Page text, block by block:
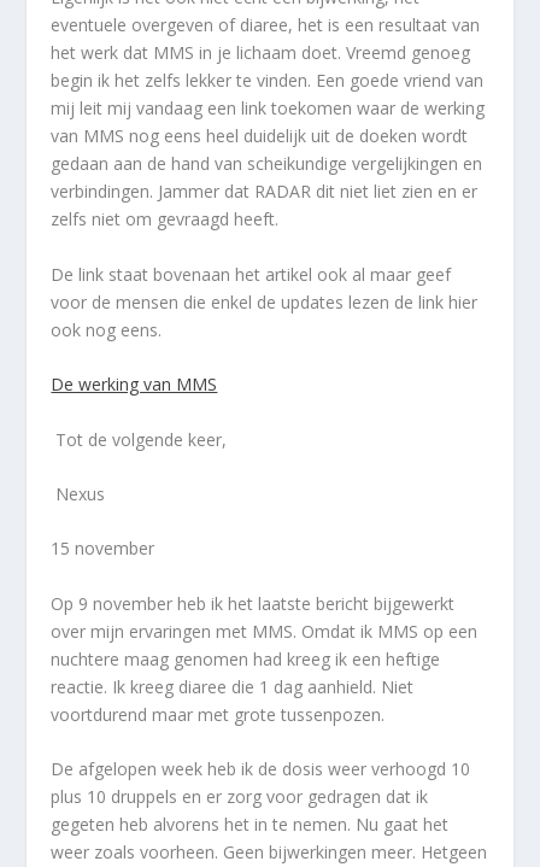
eventuele overgeven of diaree, het is een resultaat van
het werk dat MMS in je lichaam doet. Vreemd genoeg
begin ik het zelfs lekker te vinden. Een goede vriend van
mij leit mij vandaag een link toekomen waar de werking
van MMS nog eens heel duidelijk uit de doeken wordt
gedaan aan de hand van scheikundige vergelijkingen en
verbindingen. Jammer dat RADAR dit niet liet zien en er
zelfs niet om gevraagd heeft.
De link staat bovenaan het artikel ook al maar geef
voor de mensen die enkel de updates lezen de link hier
ook nog eens.
De werking van MMS
Tot de volgende keer,
Nexus
15 november
Op 9 november heb ik het laatste bericht bijgewerkt
over mijn ervaringen met MMS. Omdat ik MMS op een
nuchtere maag genomen had kreeg ik een heftige
reactie. Ik kreeg diaree die 1 dag aanhield. Niet
voortdurend maar met grote tussenpozen.
De afgelopen week heb ik de dosis weer verhoogd 10
plus 10 druppels en er zorg voor gedragen dat ik
gegeten heb alvorens het in te nemen. Nu gaat het
weer zoals voorheen. Geen bijwerkingen meer. Hetgeen